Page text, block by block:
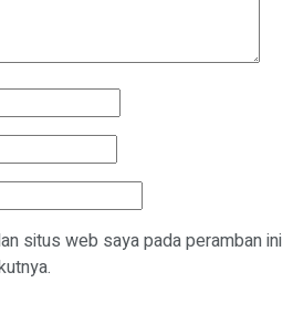
situs web saya pada peramban ini